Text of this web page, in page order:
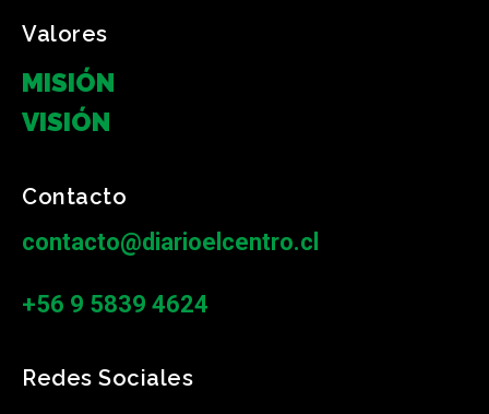
Valores
MISIÓN
VISIÓN
Contacto
contacto@diarioelcentro.cl
+56 9 5839 4624
Redes Sociales